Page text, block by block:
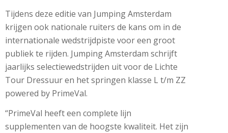
Tijdens deze editie van Jumping Amsterdam
krijgen ook nationale ruiters de kans om in de
internationale wedstrijdpiste voor een groot
publiek te rijden. Jumping Amsterdam schrijft
jaarlijks selectiewedstrijden uit voor de Lichte
Tour Dressuur en het springen klasse L t/m ZZ
powered by PrimeVal.
“PrimeVal heeft een complete lijn
supplementen van de hoogste kwaliteit. Het zijn